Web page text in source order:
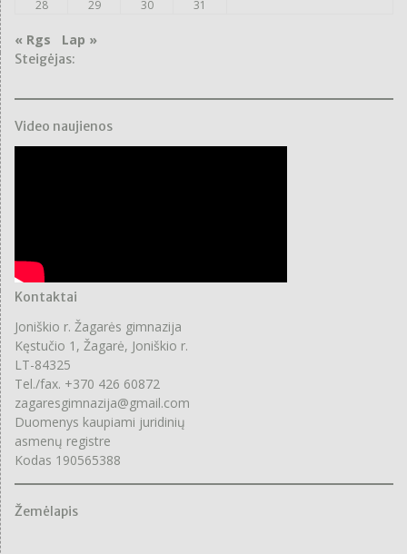
28
29 30 31
« Rgs Lap »
Steigėjas:
Video naujienos
Kontaktai
Joniškio r. Žagarės gimnazija
Kęstučio 1, Žagarė, Joniškio r.
LT-84325
Tel./fax. +370 426 60872
zagaresgimnazija@gmail.com
Duomenys kaupiami juridinių
asmenų registre
Kodas 190565388
Žemėlapis